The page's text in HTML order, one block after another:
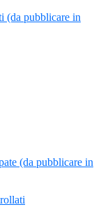
(da pubblicare in
(da pubblicare in